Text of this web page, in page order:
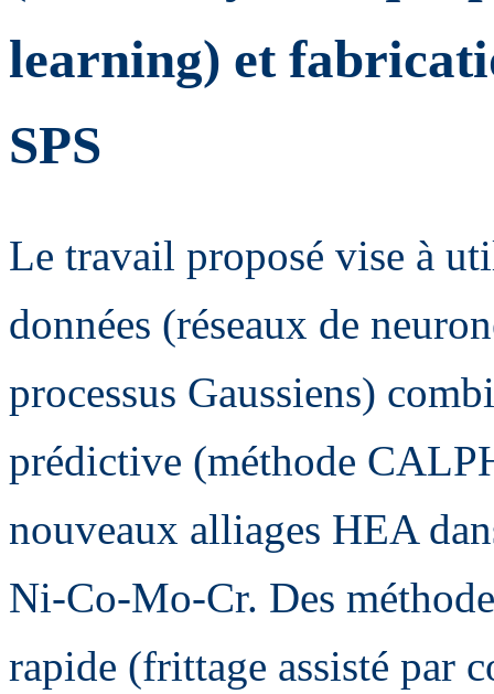
learning) et
SPS
Le travail proposé vise à
données (réseaux de
processus Gaussiens)
prédictive (méthode
nouveaux alliages HEA
Ni-Co-Mo-Cr. Des
rapide (frittage assisté par